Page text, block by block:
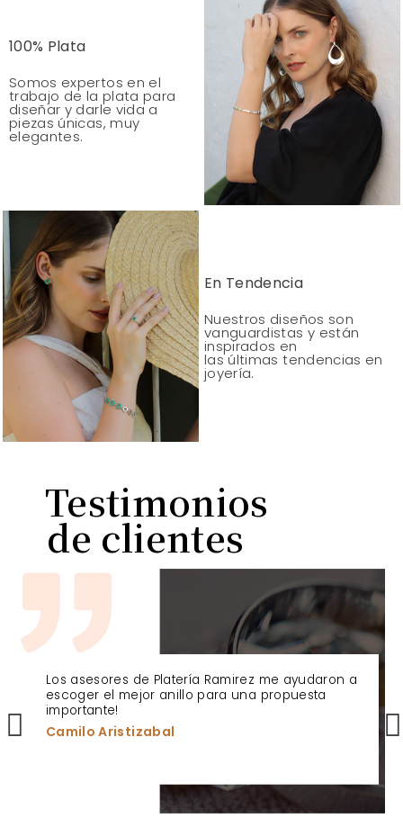
100% Plata
Somos expertos en el
trabajo de la plata para
diseñar y darle vida a
piezas únicas, muy
elegantes.
En Tendencia
Nuestros diseños son
vanguardistas y están
inspirados en
las últimas tendencias en
joyería.
Testimonios
de clientes
Los asesores de Platería Ramirez me ayudaron a
escoger el mejor anillo para una propuesta
importante!
Camilo Aristizabal